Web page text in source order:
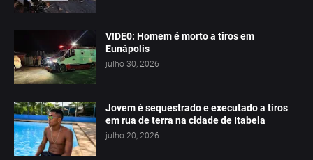
V!DE0: Homem é morto a tiros em
Eunápolis
julho 30, 2026
Jovem é sequestrado e executado a tiros
em rua de terra na cidade de Itabela
julho 20, 2026